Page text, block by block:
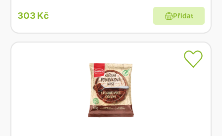
303 Kč Přidat